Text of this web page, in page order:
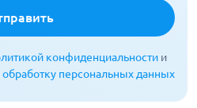
конфиденциальности и
обработку персональных данных